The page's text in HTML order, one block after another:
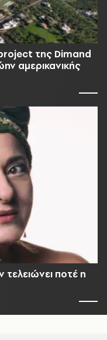
της Dimand
αμερικανικής
τελειώνει ποτέ η